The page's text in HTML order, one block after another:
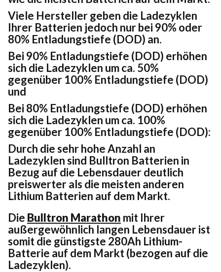
Viele Hersteller geben die Ladezyklen
Ihrer Batterien jedoch nur bei 90% oder
80% Entladungstiefe (DOD) an.
Bei 90% Entladungstiefe (DOD) erhöhen
sich die Ladezyklen um ca. 50%
gegenüber 100% Entladungstiefe (DOD)
und
Bei 80% Entladungstiefe (DOD) erhöhen
sich die Ladezyklen um ca. 100%
gegenüber 100% Entladungstiefe (DOD):
Durch die sehr hohe Anzahl an
Ladezyklen sind Bulltron Batterien in
Bezug auf die Lebensdauer deutlich
preiswerter als die meisten anderen
Lithium Batterien auf dem Markt.
Die Bulltron Marathon mit Ihrer
außergewöhnlich langen Lebensdauer ist
somit die günstigste 280Ah Lithium-
Batterie auf dem Markt (bezogen auf die
Ladezyklen).